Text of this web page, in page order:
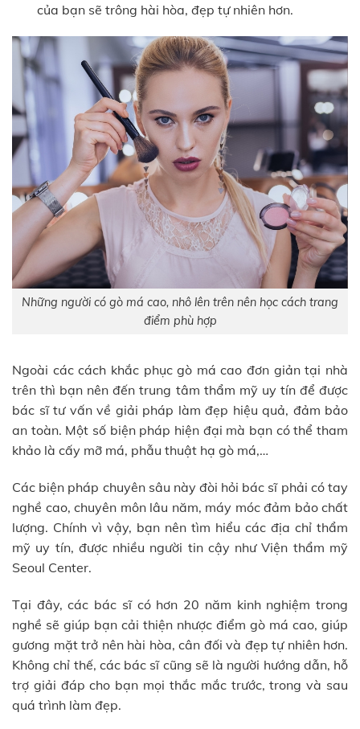
của bạn sẽ trông hài hòa, đẹp tự nhiên hơn.
Những người có gò má cao, nhô lên trên nên học cách trang
điểm phù hợp
Ngoài các cách khắc phục gò má cao đơn giản tại nhà
trên thì bạn nên đến trung tâm thẩm mỹ uy tín để được
bác sĩ tư vấn về giải pháp làm đẹp hiệu quả, đảm bảo
an toàn. Một số biện pháp hiện đại mà bạn có thể tham
khảo là cấy mỡ má, phẫu thuật hạ gò má,…
Các biện pháp chuyên sâu này đòi hỏi bác sĩ phải có tay
nghề cao, chuyên môn lâu năm, máy móc đảm bảo chất
lượng. Chính vì vậy, bạn nên tìm hiểu các địa chỉ thẩm
mỹ uy tín, được nhiều người tin cậy như Viện thẩm mỹ
Seoul Center.
Tại đây, các bác sĩ có hơn 20 năm kinh nghiệm trong
nghề sẽ giúp bạn cải thiện nhược điểm gò má cao, giúp
gương mặt trở nên hài hòa, cân đối và đẹp tự nhiên hơn.
Không chỉ thế, các bác sĩ cũng sẽ là người hướng dẫn, hỗ
trợ giải đáp cho bạn mọi thắc mắc trước, trong và sau
quá trình làm đẹp.